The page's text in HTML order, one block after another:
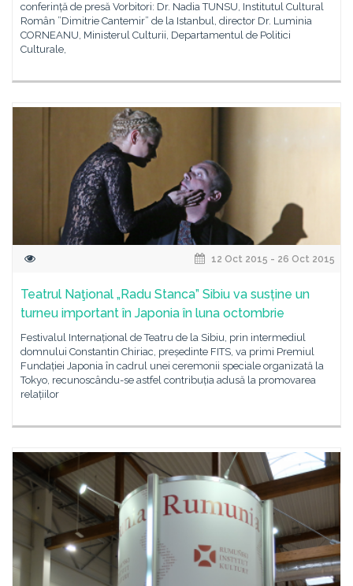
conferință de presă Vorbitori: Dr. Nadia TUNSU, Institutul Cultural
Român ”Dimitrie Cantemir” de la Istanbul, director Dr. Luminia
CORNEANU, Ministerul Culturii, Departamentul de Politici
Culturale,
12 Oct 2015 - 26 Oct 2015
Teatrul Naţional „Radu Stanca” Sibiu va susține un
turneu important în Japonia în luna octombrie
Festivalul Internațional de Teatru de la Sibiu, prin intermediul
domnului Constantin Chiriac, președinte FITS, va primi Premiul
Fundației Japonia în cadrul unei ceremonii speciale organizată la
Tokyo, recunoscându-se astfel contribuția adusă la promovarea
relațiilor